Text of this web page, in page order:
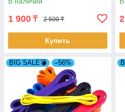
1 900 ₸ 2 500 ₸
Купить
BIG SALE💣 –56%